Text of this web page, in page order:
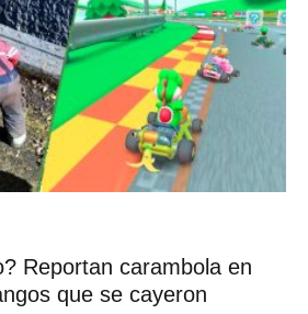
Reportan carambola en
que se cayeron